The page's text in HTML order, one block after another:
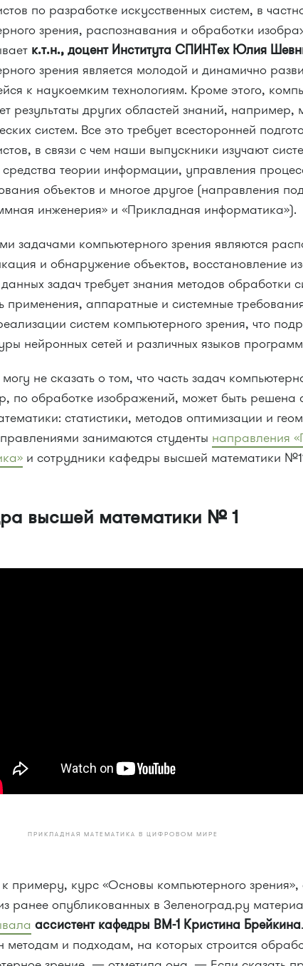
по разработке искусственных систем, в
зрения, распознавания и обработки
к.т.н., доцент Института СПИНТех Юлия
зрения является молодой и динамично
к наукоемким технологиям. Кроме этого,
результаты других областей знаний,
систем. Все это требует всесторонней
в связи с чем наши выпускники изучают
теории информации, управления
объектов и многое другое (направления
инженерия» и «Прикладная информатика»).
задачами компьютерного зрения являются
и обнаружение объектов, восстановление
задач требует знания методов обработки
применения, аппаратные и системные
систем компьютерного зрения, что
нейронных сетей и различных языков
не сказать о том, что часть задач
по обработке изображений, может быть решена
статистики, методов оптимизации и
занимаются студенты направления
и сотрудники кафедры высшей математики
высшей математики № 1
ПРИКЛАДНАЯ МАТЕМАТИКА В ЦИФРОВОМ МИРЕ
примеру, курс «Основы компьютерного зрения»,
ранее опубликованных в Зеленоград.ру
ассистент кафедры ВМ-1 Кристина Брейкина
методам и подходам, на которых строится